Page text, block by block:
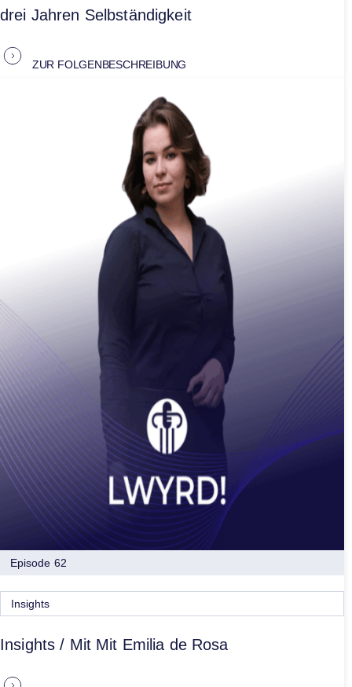
drei Jahren Selbständigkeit
ZUR FOLGENBESCHREIBUNG
Episode 62
Insights
Insights / Mit Mit Emilia de Rosa